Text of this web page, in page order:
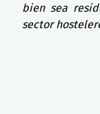
bien sea
sector